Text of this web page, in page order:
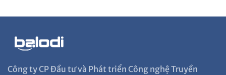
Công ty CP Đầu tư và Phát triển Công nghệ Truyền